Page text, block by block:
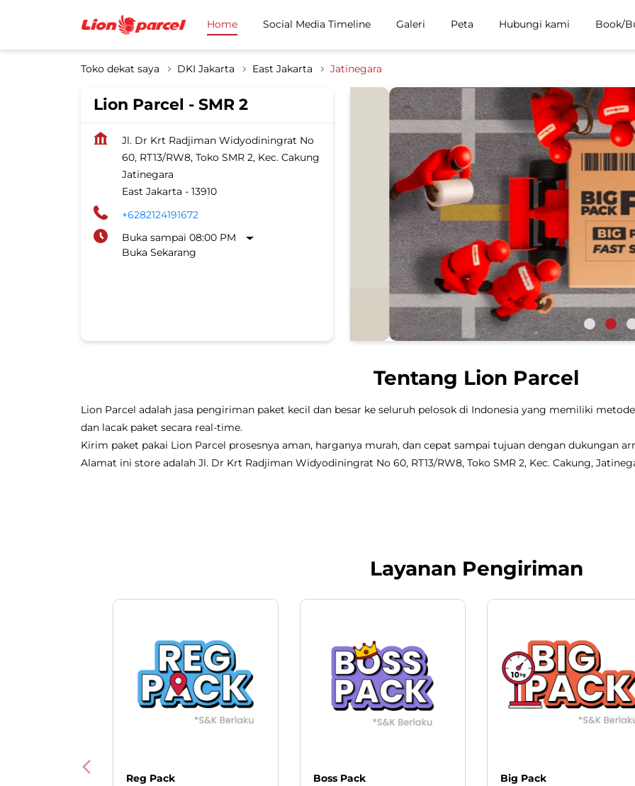
Home Social Media Timeline Galeri Peta Hubungi kami Book/
Toko dekat saya DKI Jakarta East Jakarta Jatinegara
Lion Parcel - SMR 2
Jl. Dr Krt Radjiman Widyodiningrat No
60, RT13/RW8, Toko SMR 2, Kec. Cakung
Jatinegara
East Jakarta - 13910
+6282124191672
Buka sampai 08:00 PM
Buka Sekarang
Tentang Lion Parcel
Lion Parcel adalah jasa pengiriman paket kecil dan besar ke seluruh pelosok di Indonesia yang memiliki
dan lacak paket secara real-time.
Kirim paket pakai Lion Parcel prosesnya aman, harganya murah, dan cepat sampai tujuan dengan dukungan
Alamat ini store adalah Jl. Dr Krt Radjiman Widyodiningrat No 60, RT13/RW8, Toko SMR 2, Kec. Cakung,
Layanan Pengiriman
Reg Pack Boss Pack Big Pack